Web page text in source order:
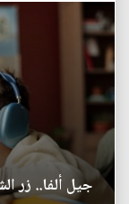
جيل ألفا.. زر